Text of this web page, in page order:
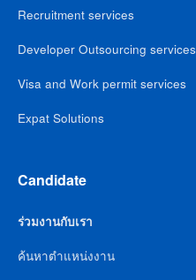
Recruitment services
Developer Outsourcing services
Visa and Work permit services
Expat Solutions
Candidate
ร่วมงานกับเรา
ค้นหาตำแหน่งงาน